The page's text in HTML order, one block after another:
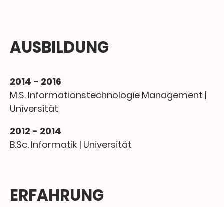
AUSBILDUNG
2014 - 2016
M.S. Informationstechnologie Management |
Universität
2012 - 2014
B.Sc. Informatik | Universität
ERFAHRUNG